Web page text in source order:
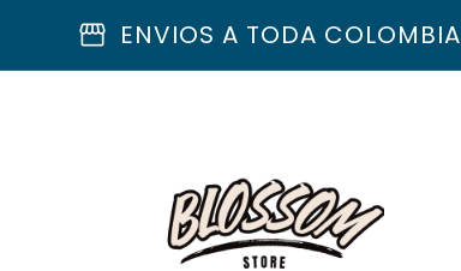
storefront ENVIOS A TODA COLOMBIA